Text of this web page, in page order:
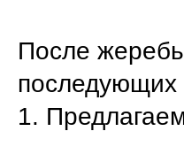
После
1.